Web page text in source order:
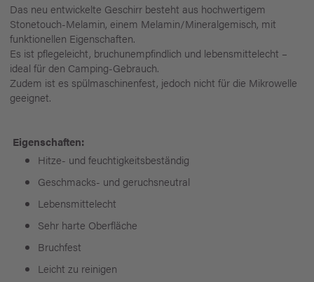
Das neu entwickelte Geschirr besteht aus hochwertigem
Stonetouch-Melamin, einem Melamin/Mineralgemisch, mit
funktionellen Eigenschaften.
Es ist pflegeleicht, bruchunempfindlich und lebensmittelecht –
ideal für den Camping-Gebrauch.
Zudem ist es spülmaschinenfest, jedoch nicht für die Mikrowelle
geeignet.
Eigenschaften:
Hitze- und feuchtigkeitsbeständig
Geschmacks- und geruchsneutral
Lebensmittelecht
Sehr harte Oberfläche
Bruchfest
Leicht zu reinigen